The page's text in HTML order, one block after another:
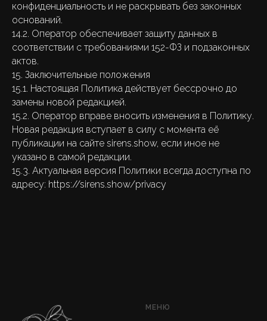
конфиденциальность и не раскрывать без законных
оснований.
14.2. Оператор обеспечивает защиту данных в
соответствии с требованиями 152-ФЗ и подзаконных
актов.
15. Заключительные положения
15.1. Настоящая Политика действует бессрочно до
замены новой редакцией.
15.2. Оператор вправе вносить изменения в Политику.
Новая редакция вступает в силу с момента её
публикации на сайте sirens.show, если иное не
указано в самой редакции.
15.3. Актуальная версия Политики всегда доступна по
адресу: https://sirens.show/privacy
МЕНЮ